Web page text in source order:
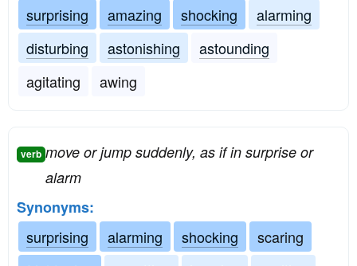
surprising
amazing shocking
alarming
disturbing
astonishing
astounding
agitating
awing
verb move or jump suddenly, as if in surprise or
alarm
Synonyms:
surprising
alarming shocking
scaring